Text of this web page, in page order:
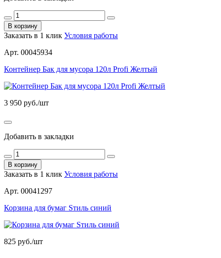
В корзину
Заказать в 1 клик Условия работы
Арт. 00045934
Контейнер Бак для мусора 120л Profi Желтый
3 950 руб./шт
Добавить в закладки
В корзину
Заказать в 1 клик Условия работы
Арт. 00041297
Корзина для бумаг Sтиль синий
825 руб./шт